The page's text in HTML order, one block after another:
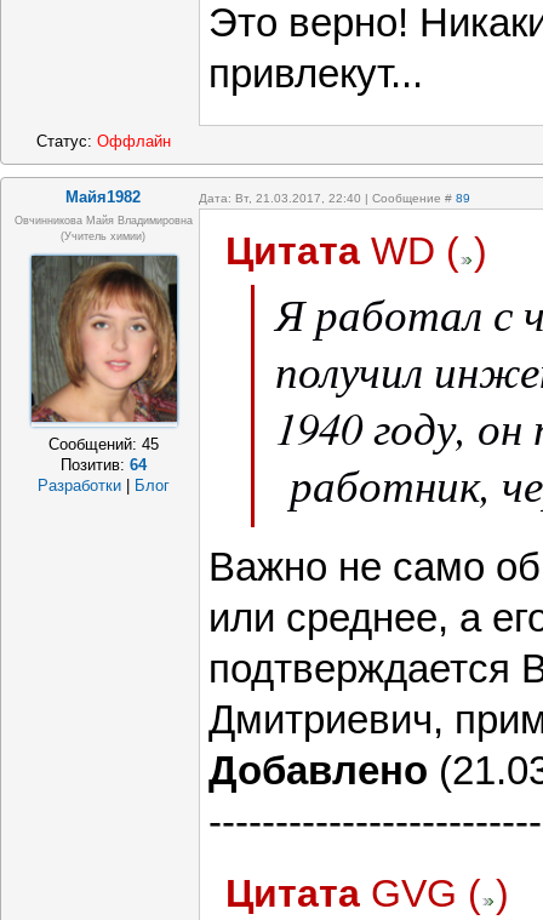
Это верно!
привлекут...
Статус: Оффлайн
Майя1982 Дата: Вт, 21.03.2017, 22:40 | Сообщение # 89
Овчинникова Майя Владимировна
(Учитель химии)
Сообщений: 45
Позитив: 64
Разработки
Блог
Цитата WD ( )
Я работал с
получил
1940 году,
работник,
образование.
Важно не само
или среднее, а
подтверждается
Дмитриевич,
Добавлено
Цитата GVG ( )